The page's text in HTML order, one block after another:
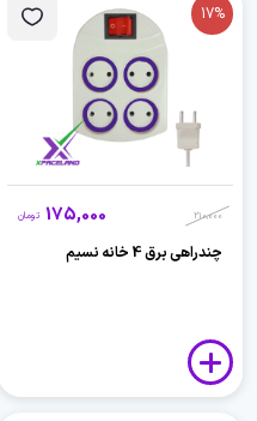
17%
210,000
175,000 تومان
چندراهی برق 4 خانه نسیم